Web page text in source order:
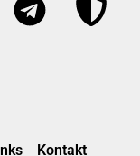
Kontakt